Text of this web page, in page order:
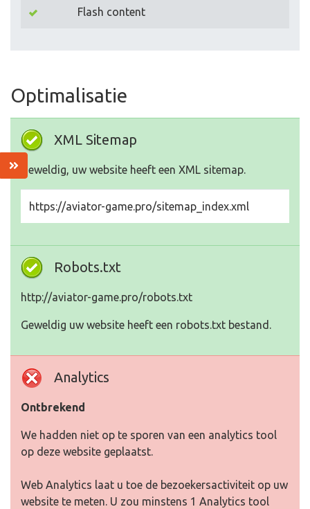
Flash content
Optimalisatie
XML Sitemap
Geweldig, uw website heeft een XML sitemap.
https://aviator-game.pro/sitemap_index.xml
Robots.txt
http://aviator-game.pro/robots.txt
Geweldig uw website heeft een robots.txt bestand.
Analytics
Ontbrekend
We hadden niet op te sporen van een analytics tool
op deze website geplaatst.
Web Analytics laat u toe de bezoekersactiviteit op uw
website te meten. U zou minstens 1 Analytics tool